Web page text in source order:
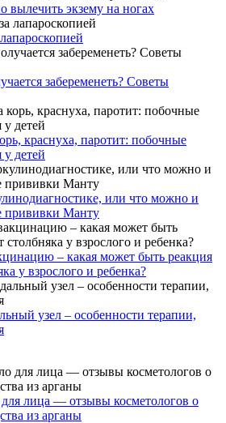
вылечить экзему на ногах
забеременеть? Советы
краснуха, паротит: побочные
детей
или что можно и
прививки Манту
– какая может быть реакция
у взрослого и ребенка?
узел – особенности терапии,
лица — отзывы косметологов о
из арганы